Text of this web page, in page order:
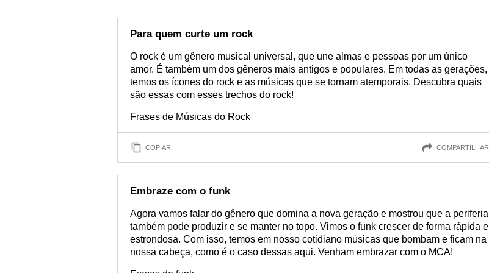
Para quem curte um rock
O rock é um gênero musical universal, que une almas e pessoas por um único
amor. É também um dos gêneros mais antigos e populares. Em todas as gerações,
temos os ícones do rock e as músicas que se tornam atemporais. Descubra quais
são essas com esses trechos do rock!
Frases de Músicas do Rock
COPIAR COMPARTILHAR
Embraze com o funk
Agora vamos falar do gênero que domina a nova geração e mostrou que a periferia
também pode produzir e se manter no topo. Vimos o funk crescer de forma rápida e
estrondosa. Com isso, temos em nosso cotidiano músicas que bombam e ficam na
nossa cabeça, como é o caso dessas aqui. Venham embrazar com o MCA!